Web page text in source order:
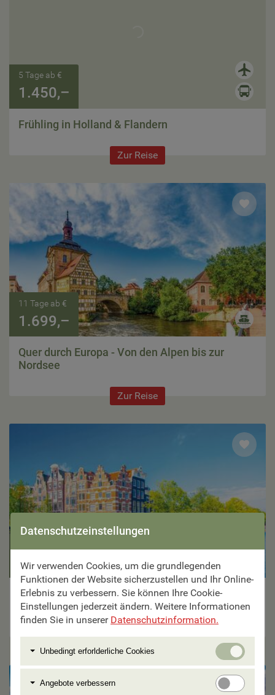
5 Tage ab €
1.450,–
Frühling in Holland & Flandern
Zur Reise
11 Tage ab €
1.699,–
Quer durch Europa - Von den Alpen bis zur
Nordsee
Zur Reise
1.199,–
Große Rheinkreuzfahrt – von Basel bis
Amsterdam
Zur Reise
Datenschutzeinstellungen
Wir verwenden Cookies, um die grundlegenden
Funktionen der Website sicherzustellen und Ihr Online-
Erlebnis zu verbessern. Sie können Ihre Cookie-
Einstellungen jederzeit ändern. Weitere Informationen
finden Sie in unserer Datenschutzinformation.
Unbedingt erforlderliche Cookies
Cookies
Angebote verbessern